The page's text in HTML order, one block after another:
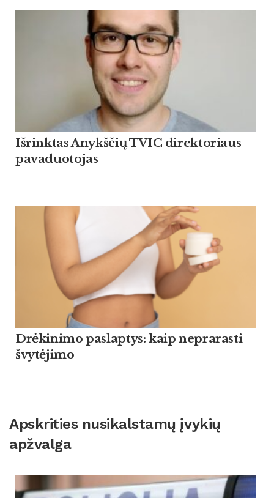
Išrinktas Anykščių TVIC direktoriaus
pavaduotojas
Drėkinimo paslaptys: kaip neprarasti
švytėjimo
Apskrities nusikalstamų įvykių
apžvalga